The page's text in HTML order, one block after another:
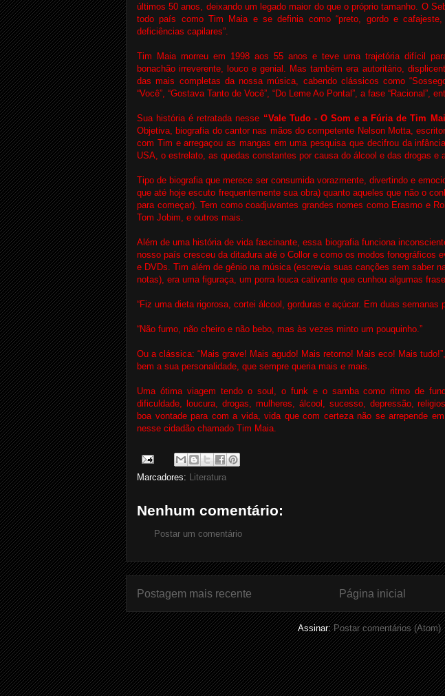
últimos 50 anos, deixando um legado maior do que o próprio tamanho. O
todo país como Tim Maia e se definia como “preto, gordo e
deficiências capilares”.
Tim Maia morreu em 1998 aos 55 anos e teve uma trajetória difícil
bonachão irreverente, louco e genial. Mas também era autoritário,
das mais completas da nossa música, cabendo clássicos como
“Você”, “Gostava Tanto de Você”, “Do Leme Ao Pontal”, a fase “Racional”,
Sua história é retratada nesse “Vale Tudo - O Som e a Fúria de Tim
Objetiva, biografia do cantor nas mãos do competente Nelson Motta,
com Tim e arregaçou as mangas em uma pesquisa que decifrou da
USA, o estrelato, as quedas constantes por causa do álcool e das drogas e
Tipo de biografia que merece ser consumida vorazmente, divertindo e
que até hoje escuto frequentemente sua obra) quanto aqueles que não o
para começar). Tem como coadjuvantes grandes nomes como Erasmo e
Tom Jobim, e outros mais.
Além de uma história de vida fascinante, essa biografia funciona
nosso país cresceu da ditadura até o Collor e como os modos fonográficos
e DVDs. Tim além de gênio na música (escrevia suas canções sem saber
notas), era uma figuraça, um porra louca cativante que cunhou algumas
“Fiz uma dieta rigorosa, cortei álcool, gorduras e açúcar. Em duas semanas
“Não fumo, não cheiro e não bebo, mas às vezes minto um pouquinho.”
Ou a clássica: “Mais grave! Mais agudo! Mais retorno! Mais eco! Mais
bem a sua personalidade, que sempre queria mais e mais.
Uma ótima viagem tendo o soul, o funk e o samba como ritmo de
dificuldade, loucura, drogas, mulheres, álcool, sucesso, depressão,
boa vontade para com a vida, vida que com certeza não se arrepende
nesse cidadão chamado Tim Maia.
Marcadores: Literatura
Nenhum comentário:
Postar um comentário
Postagem mais recente Página inicial
Assinar:Postar comentários (Atom)